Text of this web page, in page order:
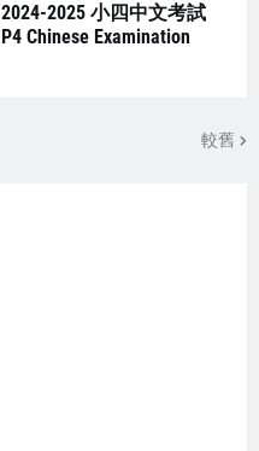
2024-2025 小四中文考試
P4 Chinese Examination
較舊